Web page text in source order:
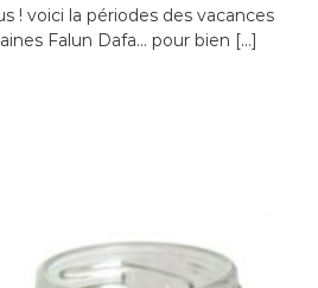
! voici la périodes des vacances
Falun Dafa… pour bien […]